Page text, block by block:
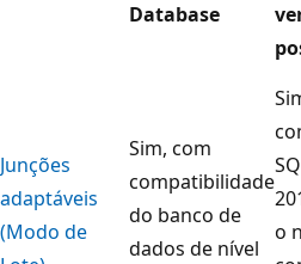
Database
Junções
adaptáveis
(Modo de
Sim, com
compatibilidade
do banco de
dados de nível
o